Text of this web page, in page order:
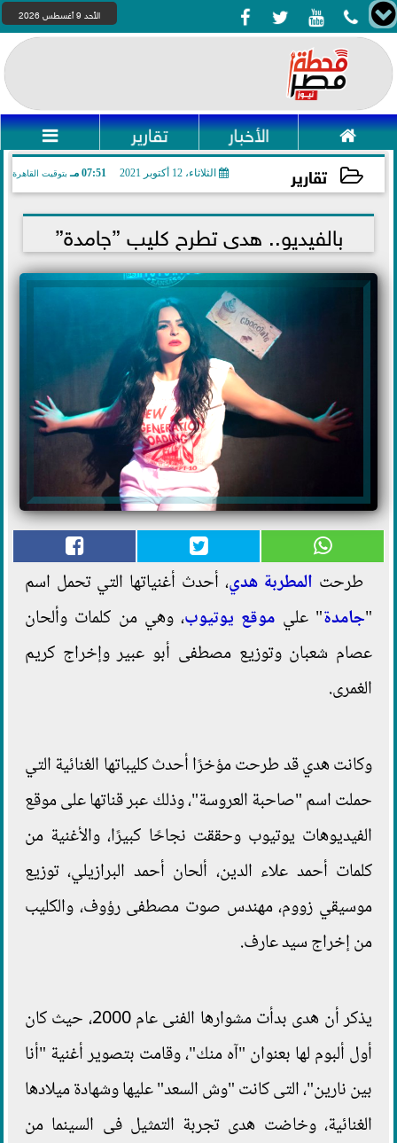
    الأحد 9 أغسطس 2026
 الأخبار تقارير 
تقارير الثلاثاء، 12 أكتوبر 2021 07:51 مـ بتوقيت القاهرة
2021-10-12 19:51:16بالفيديو.. هدى تطرح كليب ”جامدة”
طرحت المطربة هدي، أحدث أغنياتها التي تحمل اسم
"جامدة" علي موقع يوتيوب، وهي من كلمات وألحان
عصام شعبان وتوزيع مصطفى أبو عبير وإخراج كريم
الغمرى.
وكانت هدي قد طرحت مؤخرًا أحدث كليباتها الغنائية التي
حملت اسم "صاحبة العروسة"، وذلك عبر قناتها على موقع
الفيديوهات يوتيوب وحققت نجاحًا كبيرًا، والأغنية من
كلمات أحمد علاء الدين، ألحان أحمد البرازيلي، توزيع
موسيقي زووم، مهندس صوت مصطفى رؤوف، والكليب
من إخراج سيد عارف.
يذكر أن هدى بدأت مشوارها الفنى عام 2000، حيث كان
أول ألبوم لها بعنوان "آه منك"، وقامت بتصوير أغنية "أنا
بين نارين"، التى كانت "وش السعد" عليها وشهادة ميلادها
الغنائية، وخاضت هدى تجربة التمثيل فى السينما من